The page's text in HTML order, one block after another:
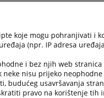
koje mogu pohranjivati i
(npr. IP adresa
i bez njih web stranica
nisu prijeko
budućeg usavršavanja
pravo na korištenje tih